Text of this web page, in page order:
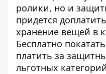
ролики, но и
придется
хранение вещей в
Бесплатно
платить за
льготных